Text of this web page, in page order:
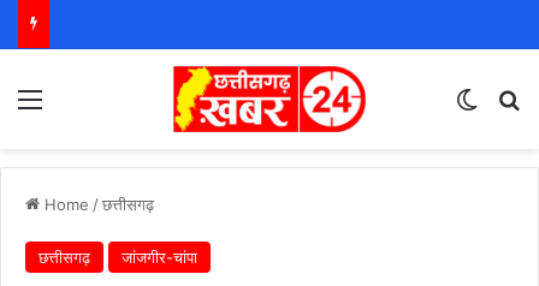
Home /छत्तीसगढ़
छत्तीसगढ़ जांजगीर-चांपा